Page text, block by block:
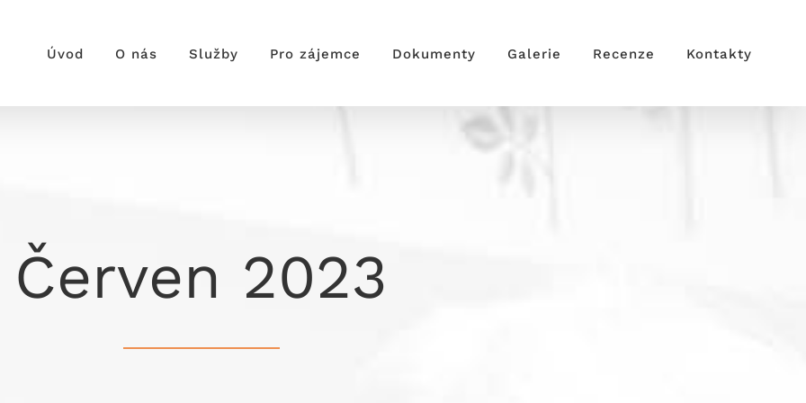
Úvod O nás Služby Pro zájemce Dokumenty Galerie Recenze Kontakty
Červen 2023